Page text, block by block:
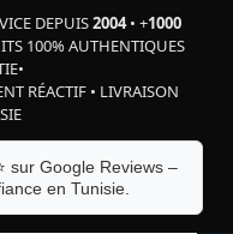
DEPUIS2004• +1000
100% AUTHENTIQUES
•
RÉACTIF • LIVRAISON
sur Google Reviews –
en Tunisie.